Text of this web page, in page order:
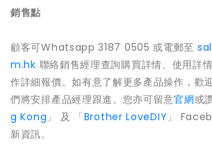
銷售點
顧客可Whatsapp 3187 0505 或電郵至
m.hk 聯絡銷售經理查詢購買詳情、使用詳
作詳細報價。如有意了解更多產品操作，歡
們將安排產品經理跟進。您亦可留意官網或
g Kong」 及 「Brother LoveDIY」
新資訊。